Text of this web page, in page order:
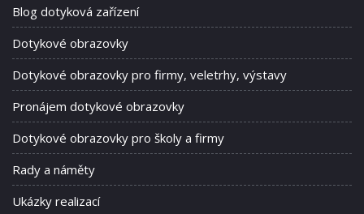
Blog dotyková zařízení
Dotykové obrazovky
Dotykové obrazovky pro firmy, veletrhy, výstavy
Pronájem dotykové obrazovky
Dotykové obrazovky pro školy a firmy
Rady a náměty
Ukázky realizací